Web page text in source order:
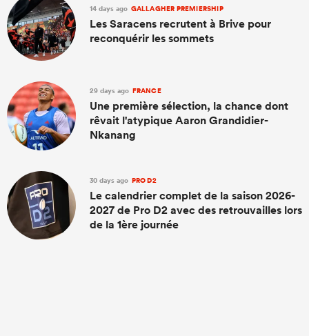
14 days ago GALLAGHER PREMIERSHIP
Les Saracens recrutent à Brive pour
reconquérir les sommets
29 days ago FRANCE
Une première sélection, la chance dont
rêvait l'atypique Aaron Grandidier-
Nkanang
30 days ago PRO D2
Le calendrier complet de la saison 2026-
2027 de Pro D2 avec des retrouvailles lors
de la 1ère journée